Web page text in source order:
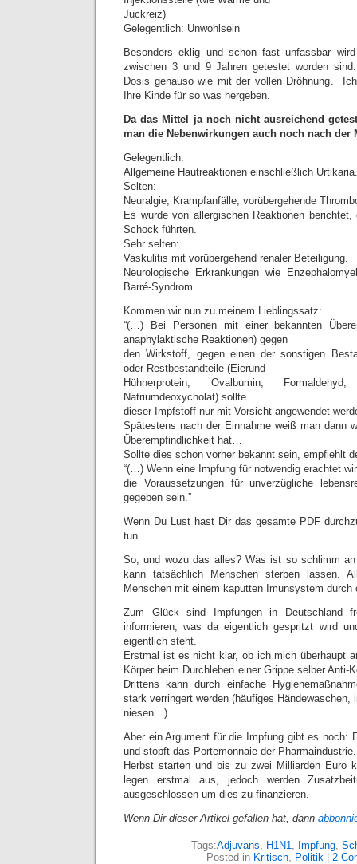
Juckreiz)
Gelegentlich: Unwohlsein
Besonders eklig und schon fast unfassbar
zwischen 3 und 9 Jahren getestet worden
Dosis genauso wie mit der vollen Dröhnung.
Ihre Kinde für so was hergeben.
Da das Mittel ja noch nicht ausreichend
man die Nebenwirkungen auch noch nach der
Gelegentlich:
Allgemeine Hautreaktionen einschließlich Urtikaria.
Selten:
Neuralgie, Krampfanfälle, vorübergehende
Es wurde von allergischen Reaktionen
Schock führten.
Sehr selten:
Vaskulitis mit vorübergehend renaler Beteiligung.
Neurologische Erkrankungen wie
Barré-Syndrom.
Kommen wir nun zu meinem Lieblingssatz:
“(…) Bei Personen mit einer bekannten
anaphylaktische Reaktionen) gegen
den Wirkstoff, gegen einen der sonstigen
oder Restbestandteile (Eierund
Hühnerprotein, Ovalbumin,
Natriumdeoxycholat) sollte
dieser Impfstoff nur mit Vorsicht angewendet
Spätestens nach der Einnahme weiß man dann
Überempfindlichkeit hat…
Sollte dies schon vorher bekannt sein, empfiehlt
“(…) Wenn eine Impfung für notwendig erachtet
die Voraussetzungen für unverzügliche
gegeben sein.”
Wenn Du Lust hast Dir das gesamte PDF
tun.
So, und wozu das alles? Was ist so schlimm
kann tatsächlich Menschen sterben lassen.
Menschen mit einem kaputten Imunsystem durch
Zum Glück sind Impfungen in Deutschland
informieren, was da eigentlich gespritzt wird
eigentlich steht.
Erstmal ist es nicht klar, ob ich mich überhaupt
Körper beim Durchleben einer Grippe selber Anti-
Drittens kann durch einfache
stark verringert werden (häufiges Händewaschen,
niesen…).
Aber ein Argument für die Impfung gibt es noch:
und stopft das Portemonnaie der
Herbst starten und bis zu zwei Milliarden Euro
legen erstmal aus, jedoch werden
ausgeschlossen um dies zu finanzieren.
Wenn Dir dieser Artikel gefallen hat, dann
Tags:Adjuvans, H1N1, Impfung,
Posted in Kritisch, Politik| 2